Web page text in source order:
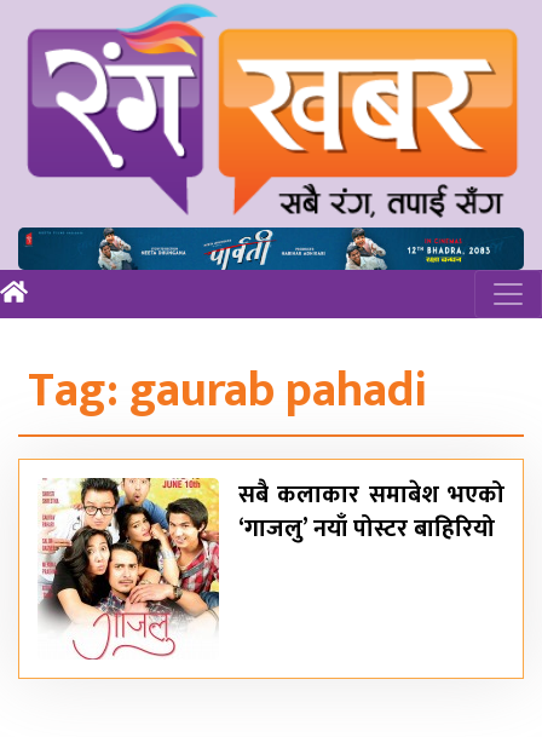
Tag:gaurab pahadi
सबै कलाकार समाबेश भएको
‘गाजलु’ नयाँ पोस्टर बाहिरियो